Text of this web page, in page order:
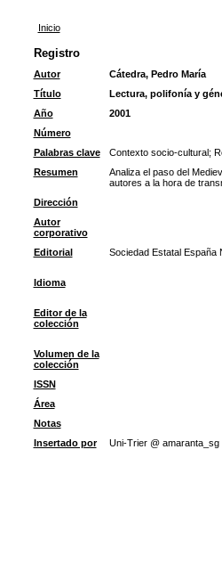
Inicio
Registro
Autor
Cátedra, Pedro María
Título
Lectura, polifonía y
Año
2001
Número
Palabras clave
Contexto socio-cultural;
Resumen
Analiza el paso del
autores a la hora de
Dirección
Autor
corporativo
Editorial
Sociedad Estatal España
Idioma
Editor de la
colección
Volumen de la
colección
ISSN
Área
Notas
Insertado por
Uni-Trier @ amaranta_sg